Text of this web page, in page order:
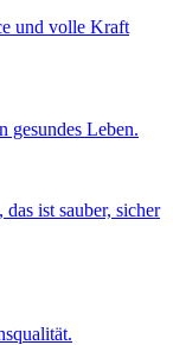
und volle Kraft
gesundes Leben.
ist sauber, sicher